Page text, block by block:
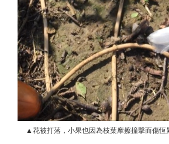
▲花被打落，小果也因為枝葉摩擦撞擊而傷恆